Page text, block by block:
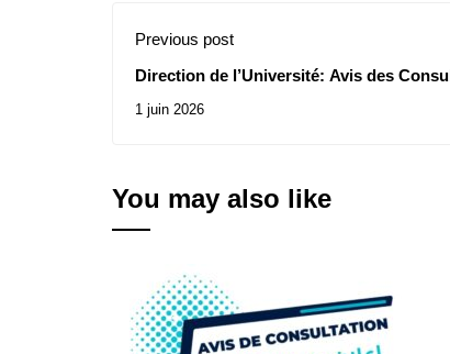
Previous post
Direction de l’Université: Avis des
1 juin 2026
You may also like